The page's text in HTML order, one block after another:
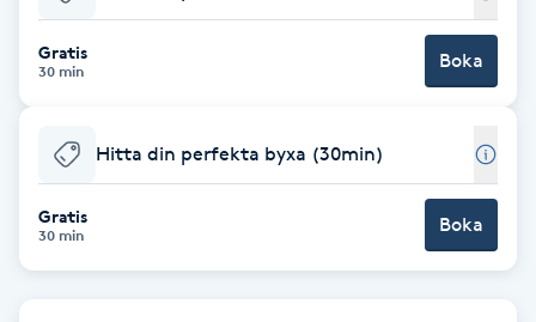
Babylights
Balayage
Barber
Gratis
30 min Boka
Hitta din perfekta byxa (30min)
Gratis
30 min Boka